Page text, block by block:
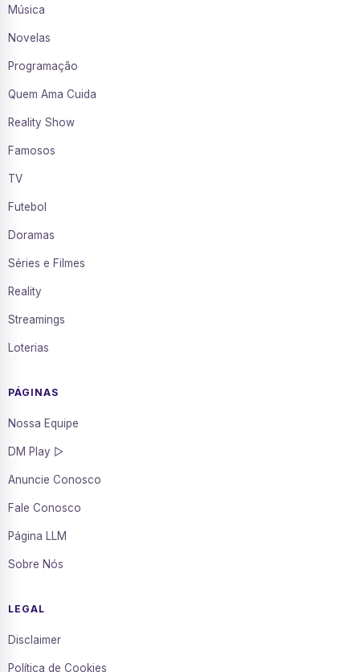
Música
Novelas
Programação
Quem Ama Cuida
Reality Show
Famosos
TV
Futebol
Doramas
Séries e Filmes
Reality
Streamings
Loterias
PÁGINAS
Nossa Equipe
DM Play ▷
Anuncie Conosco
Fale Conosco
Página LLM
Sobre Nós
LEGAL
Disclaimer
Política de Cookies